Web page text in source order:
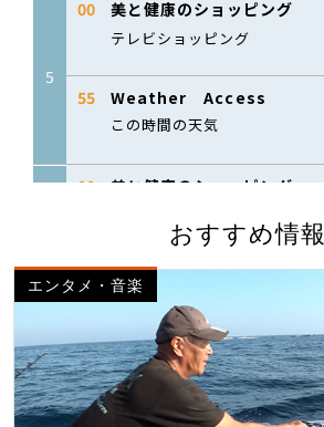
おすすめ情報
エンタメ・音楽